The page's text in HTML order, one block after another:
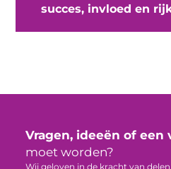
succes, invloed en
Vragen, ideeën of een
moet worden?
Wij geloven in de kracht van